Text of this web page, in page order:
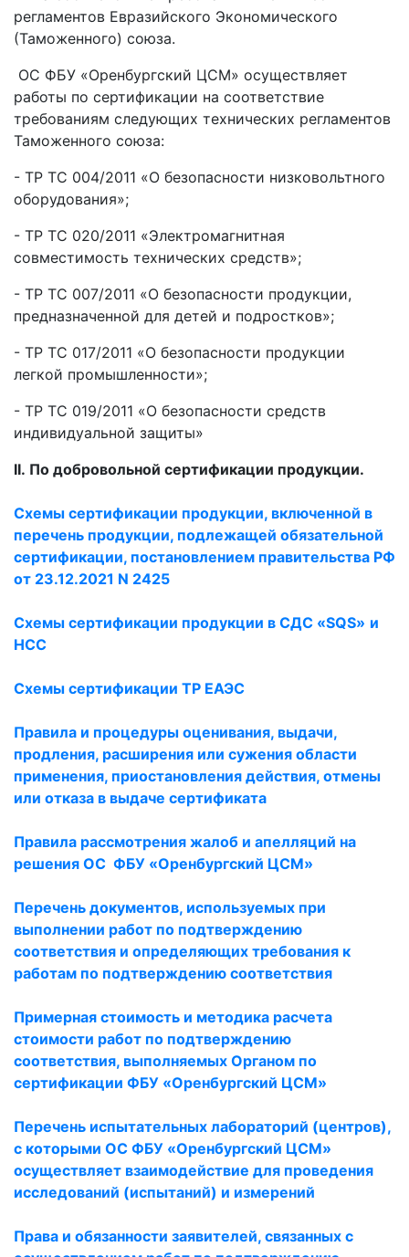
регламентов Евразийского Экономического
(Таможенного) союза.
ОС ФБУ «Оренбургский ЦСМ» осуществляет
работы по сертификации на соответствие
требованиям следующих технических регламентов
Таможенного союза:
- ТР ТС 004/2011 «О безопасности низковольтного
оборудования»;
- ТР ТС 020/2011 «Электромагнитная
совместимость технических средств»;
- ТР ТС 007/2011 «О безопасности продукции,
предназначенной для детей и подростков»;
- ТР ТС 017/2011 «О безопасности продукции
легкой промышленности»;
- ТР ТС 019/2011 «О безопасности средств
индивидуальной защиты»
II. По добровольной сертификации продукции.
Схемы сертификации продукции, включенной в
перечень продукции, подлежащей обязательной
сертификации, постановлением правительства РФ
от 23.12.2021 N 2425
Схемы сертификации продукции в СДС «SQS» и
НСС
Схемы сертификации ТР ЕАЭС
Правила и процедуры оценивания, выдачи,
продления, расширения или сужения области
применения, приостановления действия, отмены
или отказа в выдаче сертификата
Правила рассмотрения жалоб и апелляций на
решения ОС ФБУ «Оренбургский ЦСМ»
Перечень документов, используемых при
выполнении работ по подтверждению
соответствия и определяющих требования к
работам по подтверждению соответствия
Примерная стоимость и методика расчета
стоимости работ по подтверждению
соответствия, выполняемых Органом по
сертификации ФБУ «Оренбургский ЦСМ»
Перечень испытательных лабораторий (центров),
с которыми ОС ФБУ «Оренбургский ЦСМ»
осуществляет взаимодействие для проведения
исследований (испытаний) и измерений
Права и обязанности заявителей, связанных с